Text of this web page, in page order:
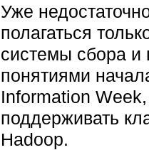
Уже
полагаться
системы сбора и
понятиями
Information
поддерживать
Hadoop.